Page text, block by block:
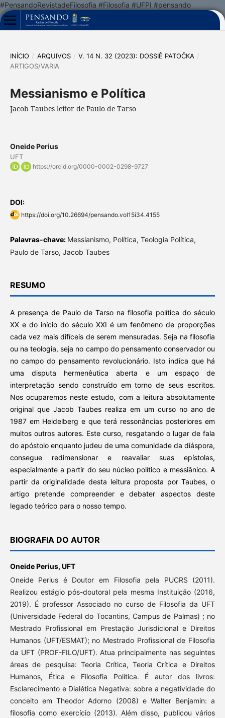
#PensandoRevistadeFilosofia #Filosofia #UFPI #pensando
INÍCIO / ARQUIVOS / V. 14 N. 32 (2023): DOSSIÊ PATOČKA /
ARTIGOS/VARIA
Messianismo e Política
Jacob Taubes leitor de Paulo de Tarso
Oneide Perius
UFT
https://orcid.org/0000-0002-0298-9727
DOI:
https://doi.org/10.26694/pensando.vol15i34.4155
Palavras-chave: Messianismo, Política, Teologia Política,
Paulo de Tarso, Jacob Taubes
RESUMO
A presença de Paulo de Tarso na filosofia política do século
XX e do início do século XXI é um fenômeno de proporções
cada vez mais difíceis de serem mensuradas. Seja na filosofia
ou na teologia, seja no campo do pensamento conservador ou
no campo do pensamento revolucionário. Isto indica que há
uma disputa hermenêutica aberta e um espaço de
interpretação sendo construído em torno de seus escritos.
Nos ocuparemos neste estudo, com a leitura absolutamente
original que Jacob Taubes realiza em um curso no ano de
1987 em Heidelberg e que terá ressonâncias posteriores em
muitos outros autores. Este curso, resgatando o lugar de fala
do apóstolo enquanto judeu de uma comunidade da diáspora,
consegue redimensionar e reavaliar suas epístolas,
especialmente a partir do seu núcleo político e messiânico. A
partir da originalidade desta leitura proposta por Taubes, o
artigo pretende compreender e debater aspectos deste
legado teórico para o nosso tempo.
BIOGRAFIA DO AUTOR
Oneide Perius, UFT
Oneide Perius é Doutor em Filosofia pela PUCRS (2011).
Realizou estágio pós-doutoral pela mesma Instituição (2016,
2019). É professor Associado no curso de Filosofia da UFT
(Universidade Federal do Tocantins, Campus de Palmas) ; no
Mestrado Profissional em Prestação Jurisdicional e Direitos
Humanos (UFT/ESMAT); no Mestrado Profissional de Filosofia
da UFT (PROF-FILO/UFT). Atua principalmente nas seguintes
áreas de pesquisa: Teoria Crítica, Teoria Crítica e Direitos
Humanos, Ética e Filosofia Política. É autor dos livros:
Esclarecimento e Dialética Negativa: sobre a negatividade do
conceito em Theodor Adorno (2008) e Walter Benjamin: a
filosofia como exercício (2013). Além disso, publicou vários